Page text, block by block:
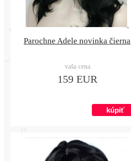
Parochne Adele novinka čierna
vaša cena
159 EUR